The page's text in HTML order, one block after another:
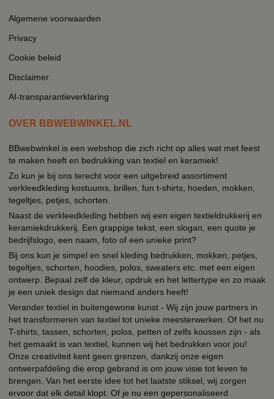
Algemene voorwaarden
Privacy
Cookie beleid
Disclaimer
AI-transparantieverklaring
OVER BBWEBWINKEL.NL
BBwebwinkel is een webshop die zich richt op alles wat met feest
te maken heeft en bedrukking van textiel en keramiek!
Zo kun je bij ons terecht voor een uitgebreid assortiment
verkleedkleding kostuums, brillen, fun t-shirts, hoeden, mokken,
tegeltjes, petjes, schorten.
Naast de verkleedkleding hebben wij een eigen textieldrukkerij en
keramiekdrukkerij. Een grappige tekst, een slogan, een quote je
bedrijfslogo, een naam, foto of een unieke print?
Bij ons kun je simpel en snel kleding bedrukken, mokken, petjes,
tegeltjes, schorten, hoodies, polos, sweaters etc. met een eigen
ontwerp. Bepaal zelf de kleur, opdruk en het lettertype en zo maak
je een uniek design dat niemand anders heeft!
Verander textiel in buitengewone kunst - Wij zijn jouw partners in
het transformeren van textiel tot unieke meesterwerken. Of het nu
T-shirts, tassen, schorten, polos, petten of zelfs koussen zijn - als
het gemaakt is van textiel, kunnen wij het bedrukken voor jou!
Onze creativiteit kent geen grenzen, dankzij onze eigen
ontwerpafdeling die erop gebrand is om jouw visie tot leven te
brengen. Van het eerste idee tot het laatste stiksel, wij zorgen
ervoor dat elk detail klopt. Of je nu een gepersonaliseerd